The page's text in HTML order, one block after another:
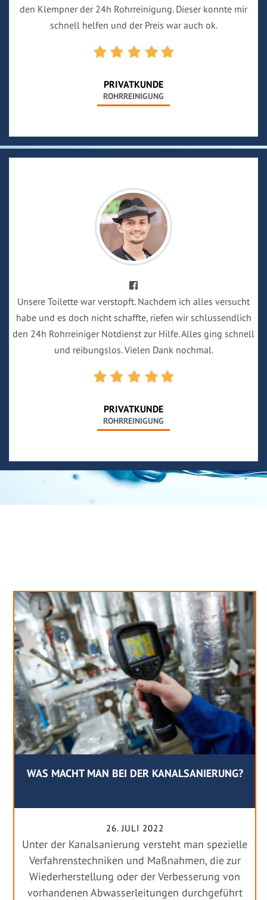
den Klempner der 24h Rohrreinigung. Dieser konnte mir
schnell helfen und der Preis war auch ok.
PRIVATKUNDE
ROHRREINIGUNG
Unsere Toilette war verstopft. Nachdem ich alles versucht
habe und es doch nicht schaffte, riefen wir schlussendlich
den 24h Rohrreiniger Notdienst zur Hilfe. Alles ging schnell
und reibungslos. Vielen Dank nochmal.
PRIVATKUNDE
ROHRREINIGUNG
WAS MACHT MAN BEI DER KANALSANIERUNG?
26. JULI 2022
Unter der Kanalsanierung versteht man spezielle
Verfahrenstechniken und Maßnahmen, die zur
Wiederherstellung oder der Verbesserung von
vorhandenen Abwasserleitungen durchgeführt